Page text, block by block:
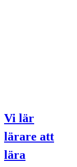
Vi lär
lärare att
lära